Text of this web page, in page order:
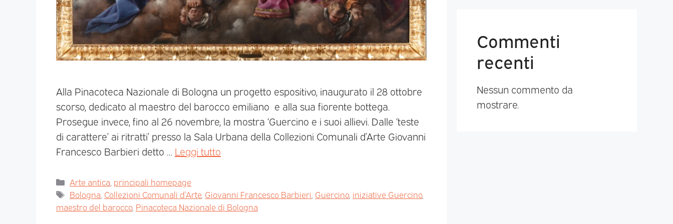
Alla Pinacoteca Nazionale di Bologna un progetto espositivo, inaugurato il 28 ottobre
scorso, dedicato al maestro del barocco emiliano e alla sua fiorente bottega.
Prosegue invece, fino al 26 novembre, la mostra ‘Guercino e i suoi allievi. Dalle ‘teste
di carattere’ ai ritratti’ presso la Sala Urbana della Collezioni Comunali d’Arte Giovanni
Francesco Barbieri detto … Leggi tutto
Arte antica principali homepage
Bologna Collezioni Comunali d’Arte, Giovanni Francesco Barbieri Guercino, iniziative Guercino,
maestro del barocco, Pinacoteca Nazionale di Bologna
Commenti
recenti
Nessun commento da
mostrare.